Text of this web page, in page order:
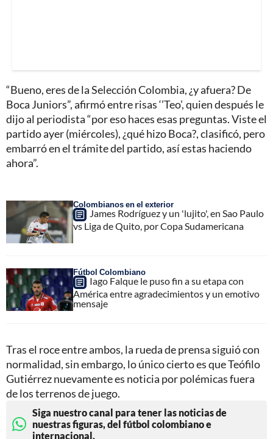
“Bueno, eres de la Selección Colombia, ¿y afuera? De
Boca Juniors”, afirmó entre risas ‘’Teo’, quien después le
dijo al periodista “por eso haces esas preguntas. Viste el
partido ayer (miércoles), ¿qué hizo Boca?, clasificó, pero
embarró en el trámite del partido, así estas haciendo
ahora”.
Colombianos en el exterior
James Rodríguez y un 'lujito', en Sao Paulo
vs Liga de Quito, por Copa Sudamericana
Fútbol Colombiano
Iago Falque le puso fin a su etapa con
América entre agradecimientos y un emotivo
mensaje
Tras el roce entre ambos, la rueda de prensa siguió con
normalidad, sin embargo, lo único cierto es que Teófilo
Gutiérrez nuevamente es noticia por polémicas fuera
de los terrenos de juego.
Siga nuestro canal para tener las noticias de
nuestras figuras, del fútbol colombiano e
internacional.